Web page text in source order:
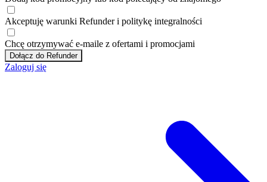
Akceptuję warunki Refunder i politykę integralności
Chcę otrzymywać e-maile z ofertami i promocjami
Dołącz do Refunder
Zaloguj się